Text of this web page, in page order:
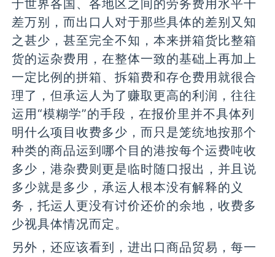
于世界各国、各地区之间的劳务费用水平千
差万别，而出口人对于那些具体的差别又知
之甚少，甚至完全不知，本来拼箱货比整箱
货的运杂费用，在整体一致的基础上再加上
一定比例的拼箱、拆箱费和存仓费用就很合
理了，但承运人为了赚取更高的利润，往往
运用“模糊学”的手段，在报价里并不具体列
明什么项目收费多少，而只是笼统地按那个
种类的商品运到哪个目的港按每个运费吨收
多少，港杂费则更是临时随口报出，并且说
多少就是多少，承运人根本没有解释的义
务，托运人更没有讨价还价的余地，收费多
少视具体情况而定。
另外，还应该看到，进出口商品贸易，每一